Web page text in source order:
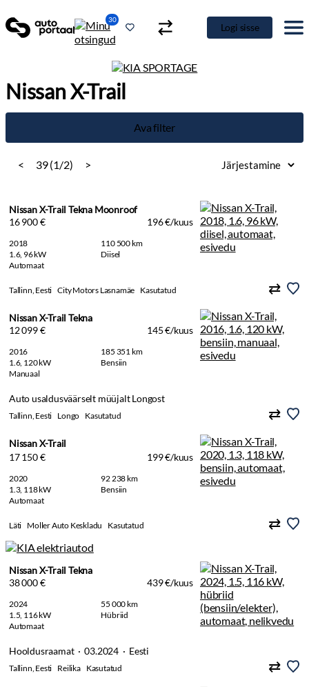
30
Logi sisse
Nissan X-Trail
Ava filter
< 39 (1/2) >
Nissan X-Trail Tekna Moonroof
16 900 €
196 €/kuus
2018
110 500 km
1.6, 96 kW
Diisel
Automaat
Tallinn, Eesti City Motors Lasnamäe Kasutatud
Nissan X-Trail Tekna
12 099 €
145 €/kuus
2016
185 351 km
1.6, 120 kW
Bensiin
Manuaal
Auto usaldusväärselt müüjalt Longost
Tallinn, Eesti Longo Kasutatud
Nissan X-Trail
17 150 €
199 €/kuus
2020
92 238 km
1.3, 118 kW
Bensiin
Automaat
Läti Moller Auto Keskladu Kasutatud
Nissan X-Trail Tekna
38 000 €
439 €/kuus
2024
55 000 km
1.5, 116 kW
Hübriid
Automaat
Hooldusraamat · 03.2024 · Eesti
Tallinn, Eesti Reilika Kasutatud